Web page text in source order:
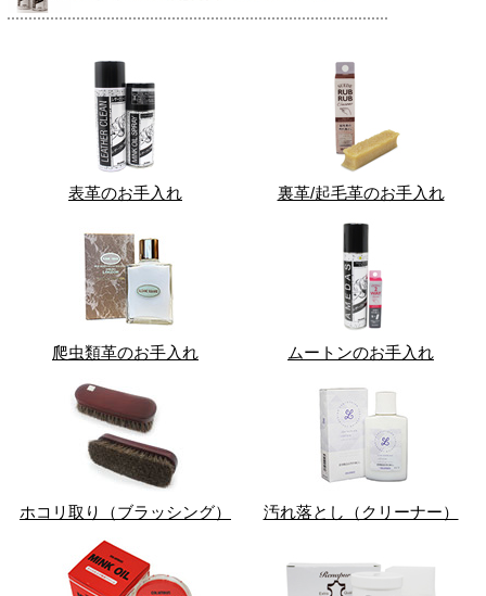
表革のお手入れ 裏革/起毛革のお手入れ
爬虫類革のお手入れ ムートンのお手入れ
ホコリ取り（ブラッシング） 汚れ落とし（クリーナー）